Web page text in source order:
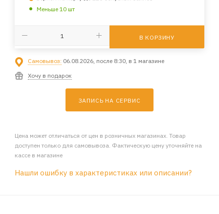
Меньше 10 шт
В КОРЗИНУ
Самовывоз: 06.08.2026, после 8:30, в 1 магазине
Хочу в подарок
ЗАПИСЬ НА СЕРВИС
Цена может отличаться от цен в розничных магазинах. Товар
доступен только для самовывоза. Фактическую цену уточняйте на
кассе в магазине
Нашли ошибку в характеристиках или описании?